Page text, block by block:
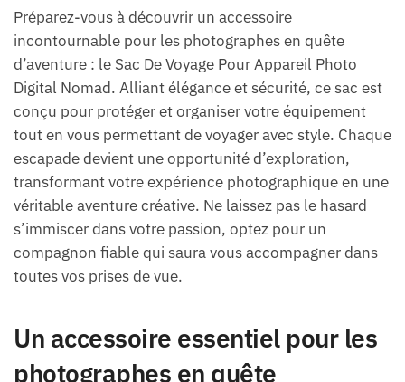
Préparez-vous à découvrir un accessoire
incontournable pour les photographes en quête
d’aventure : le Sac De Voyage Pour Appareil Photo
Digital Nomad. Alliant élégance et sécurité, ce sac est
conçu pour protéger et organiser votre équipement
tout en vous permettant de voyager avec style. Chaque
escapade devient une opportunité d’exploration,
transformant votre expérience photographique en une
véritable aventure créative. Ne laissez pas le hasard
s’immiscer dans votre passion, optez pour un
compagnon fiable qui saura vous accompagner dans
toutes vos prises de vue.
Un accessoire essentiel pour les
photographes en quête